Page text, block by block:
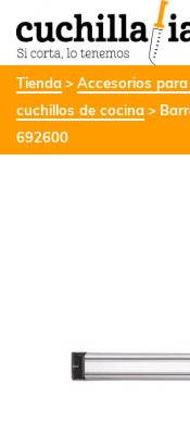
Tienda Accesorios
cuchillos de cocina
692600